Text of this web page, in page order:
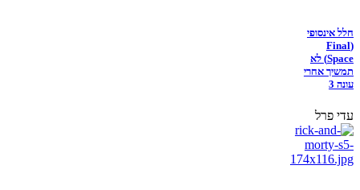
חלל אינסופי
(Final
Space) לא
תמשיך אחרי
עונה 3
עדי פרל